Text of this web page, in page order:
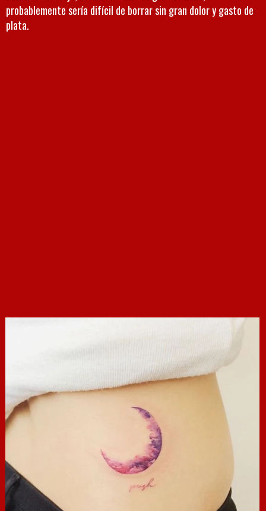
probablemente sería difícil de borrar sin gran dolor y gasto de
plata.